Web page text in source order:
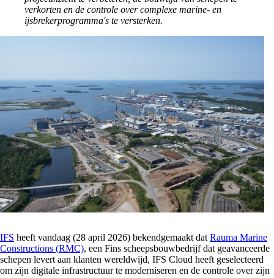
verkorten en de controle over complexe marine- en
ijsbrekerprogramma's te versterken.
IFS heeft vandaag (28 april 2026) bekendgemaakt dat Rauma Marine
Constructions (RMC), een Fins scheepsbouwbedrijf dat geavanceerde
schepen levert aan klanten wereldwijd, IFS Cloud heeft geselecteerd
om zijn digitale infrastructuur te moderniseren en de controle over zijn